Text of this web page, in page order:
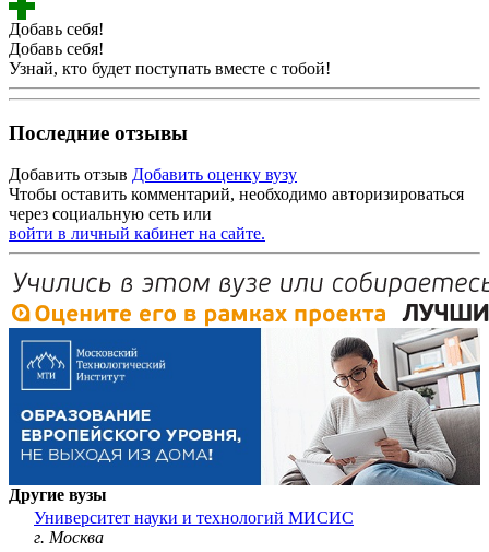
Добавь себя!
Добавь себя!
Узнай, кто будет поступать вместе с тобой!
Последние отзывы
Добавить отзыв Добавить оценку вузу
Чтобы оставить комментарий, необходимо авторизироваться
через социальную сеть или
войти в личный кабинет на сайте.
Другие вузы
Университет науки и технологий МИСИС
г. Москва